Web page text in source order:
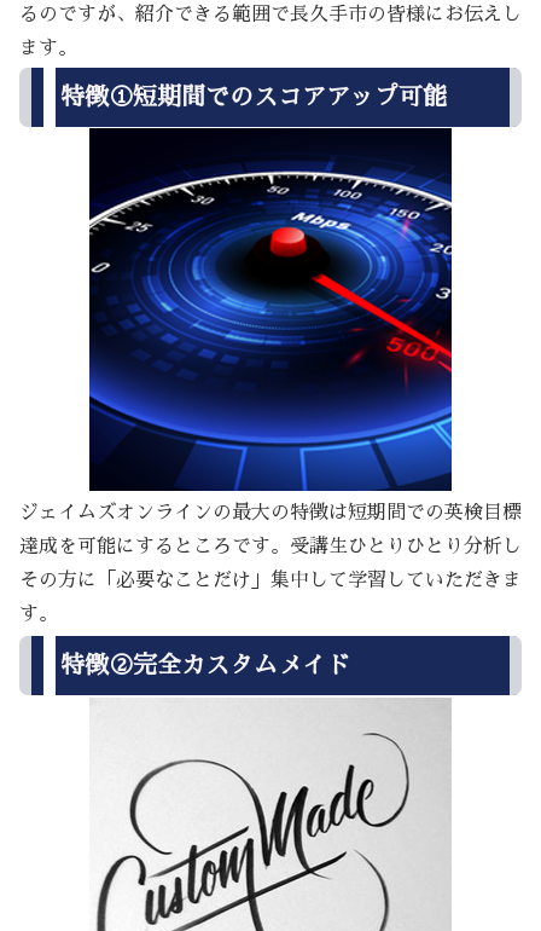
るのですが、紹介できる範囲で長久手市の皆様にお伝えし
ます。
特徴①短期間でのスコアアップ可能
ジェイムズオンラインの最大の特徴は短期間での英検目標
達成を可能にするところです。受講生ひとりひとり分析し
その方に「必要なことだけ」集中して学習していただきま
す。
特徴②完全カスタムメイド